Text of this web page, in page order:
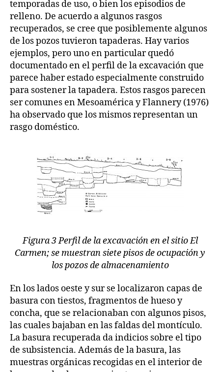
temporadas de uso, o bien los episodios de
relleno. De acuerdo a algunos rasgos
recuperados, se cree que posiblemente algunos
de los pozos tuvieron tapaderas. Hay varios
ejemplos, pero uno en particular quedó
documentado en el perfil de la excavación que
parece haber estado especialmente construido
para sostener la tapadera. Estos rasgos parecen
ser comunes en Mesoamérica y Flannery (1976)
ha observado que los mismos representan un
rasgo doméstico.
Figura 3 Perfil de la excavación en el sitio El
Carmen; se muestran siete pisos de ocupación y
los pozos de almacenamiento
En los lados oeste y sur se localizaron capas de
basura con tiestos, fragmentos de hueso y
concha, que se relacionaban con algunos pisos,
las cuales bajaban en las faldas del montículo.
La basura recuperada da indicios sobre el tipo
de subsistencia. Además de la basura, las
muestras orgánicas recogidas en el interior de